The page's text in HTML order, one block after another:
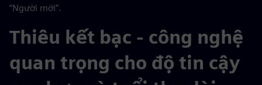
“Người mới”.
Thiêu kết bạc - công nghệ
quan trọng cho độ tin cậy